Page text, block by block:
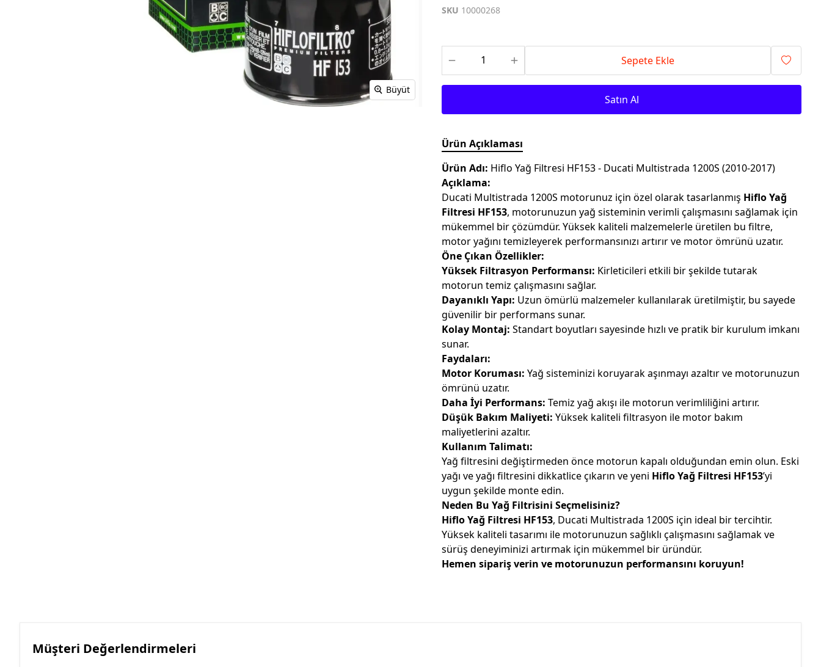
TEKSTİL MONTLAR
KASK YEDEK
Büyüt
SKU 10000268
Sepete Ekle
Satın Al
Ürün Açıklaması
Ürün Adı: Hiflo Yağ Filtresi HF153 - Ducati Multistrada 1200S (2010-2017)
Açıklama:
Ducati Multistrada 1200S motorunuz için özel olarak tasarlanmış Hiflo Yağ
Filtresi HF153, motorunuzun yağ sisteminin verimli çalışmasını sağlamak için
mükemmel bir çözümdür. Yüksek kaliteli malzemelerle üretilen bu filtre,
motor yağını temizleyerek performansınızı artırır ve motor ömrünü uzatır.
Öne Çıkan Özellikler:
Yüksek Filtrasyon Performansı: Kirleticileri etkili bir şekilde tutarak
motorun temiz çalışmasını sağlar.
Dayanıklı Yapı: Uzun ömürlü malzemeler kullanılarak üretilmiştir, bu sayede
güvenilir bir performans sunar.
Kolay Montaj: Standart boyutları sayesinde hızlı ve pratik bir kurulum imkanı
sunar.
Faydaları:
Motor Koruması: Yağ sisteminizi koruyarak aşınmayı azaltır ve motorunuzun
ömrünü uzatır.
Daha İyi Performans: Temiz yağ akışı ile motorun verimliliğini artırır.
Düşük Bakım Maliyeti: Yüksek kaliteli filtrasyon ile motor bakım
maliyetlerini azaltır.
Kullanım Talimatı:
Yağ filtresini değiştirmeden önce motorun kapalı olduğundan emin olun. Eski
yağı ve yağı filtresini dikkatlice çıkarın ve yeni Hiflo Yağ Filtresi HF153’yi
uygun şekilde monte edin.
Neden Bu Yağ Filtrisini Seçmelisiniz?
Hiflo Yağ Filtresi HF153, Ducati Multistrada 1200S için ideal bir tercihtir.
Yüksek kaliteli tasarımı ile motorunuzun sağlıklı çalışmasını sağlamak ve
sürüş deneyiminizi artırmak için mükemmel bir üründür.
Hemen sipariş verin ve motorunuzun performansını koruyun!
Müşteri Değerlendirmeleri